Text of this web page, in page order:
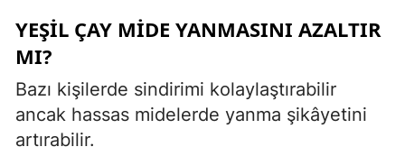
YEŞIL ÇAY MIDE YANMASINI AZALTIR
MI?
Bazı kişilerde sindirimi kolaylaştırabilir
ancak hassas midelerde yanma şikâyetini
artırabilir.